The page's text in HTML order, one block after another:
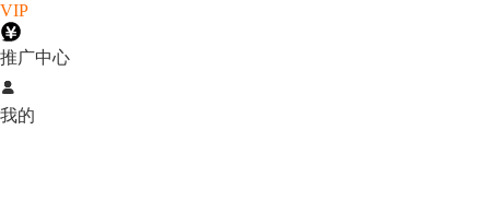
VIP
推广中心

我的